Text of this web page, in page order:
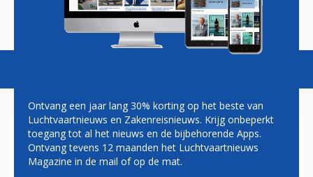
Magazine Podcasts Vacatures
BBB
Ontvang een jaar lang 30% korting op het beste van
Luchtvaartnieuws en Zakenreisnieuws. Krijg onbeperkt
toegang tot al het nieuws en de bijbehorende Apps.
Ontvang tevens 12 maanden het Luchtvaartnieuws
Magazine in de mail of op de mat.